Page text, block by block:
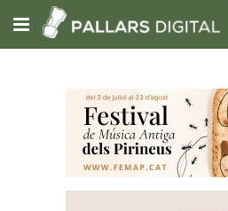
Subscriu-t'hi
Portada